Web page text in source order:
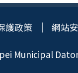
護政策 網站
Municipal